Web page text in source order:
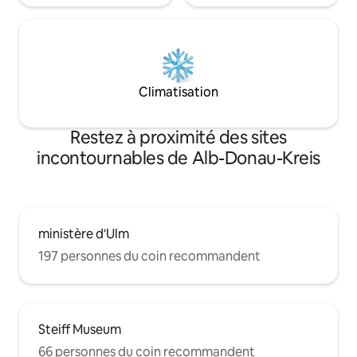
Climatisation
Restez à proximité des sites
incontournables de Alb-Donau-Kreis
ministère d'Ulm
197 personnes du coin recommandent
Steiff Museum
66 personnes du coin recommandent